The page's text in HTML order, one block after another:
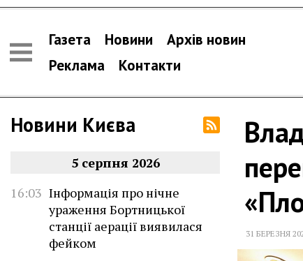
Газета Новини
Архів новин
Реклама
Контакти
Новини Києва
5 серпня 2026
16:03 Інформація про нічне
ураження Бортницької
станції аерації виявилася
фейком
31 БЕРЕЗНЯ